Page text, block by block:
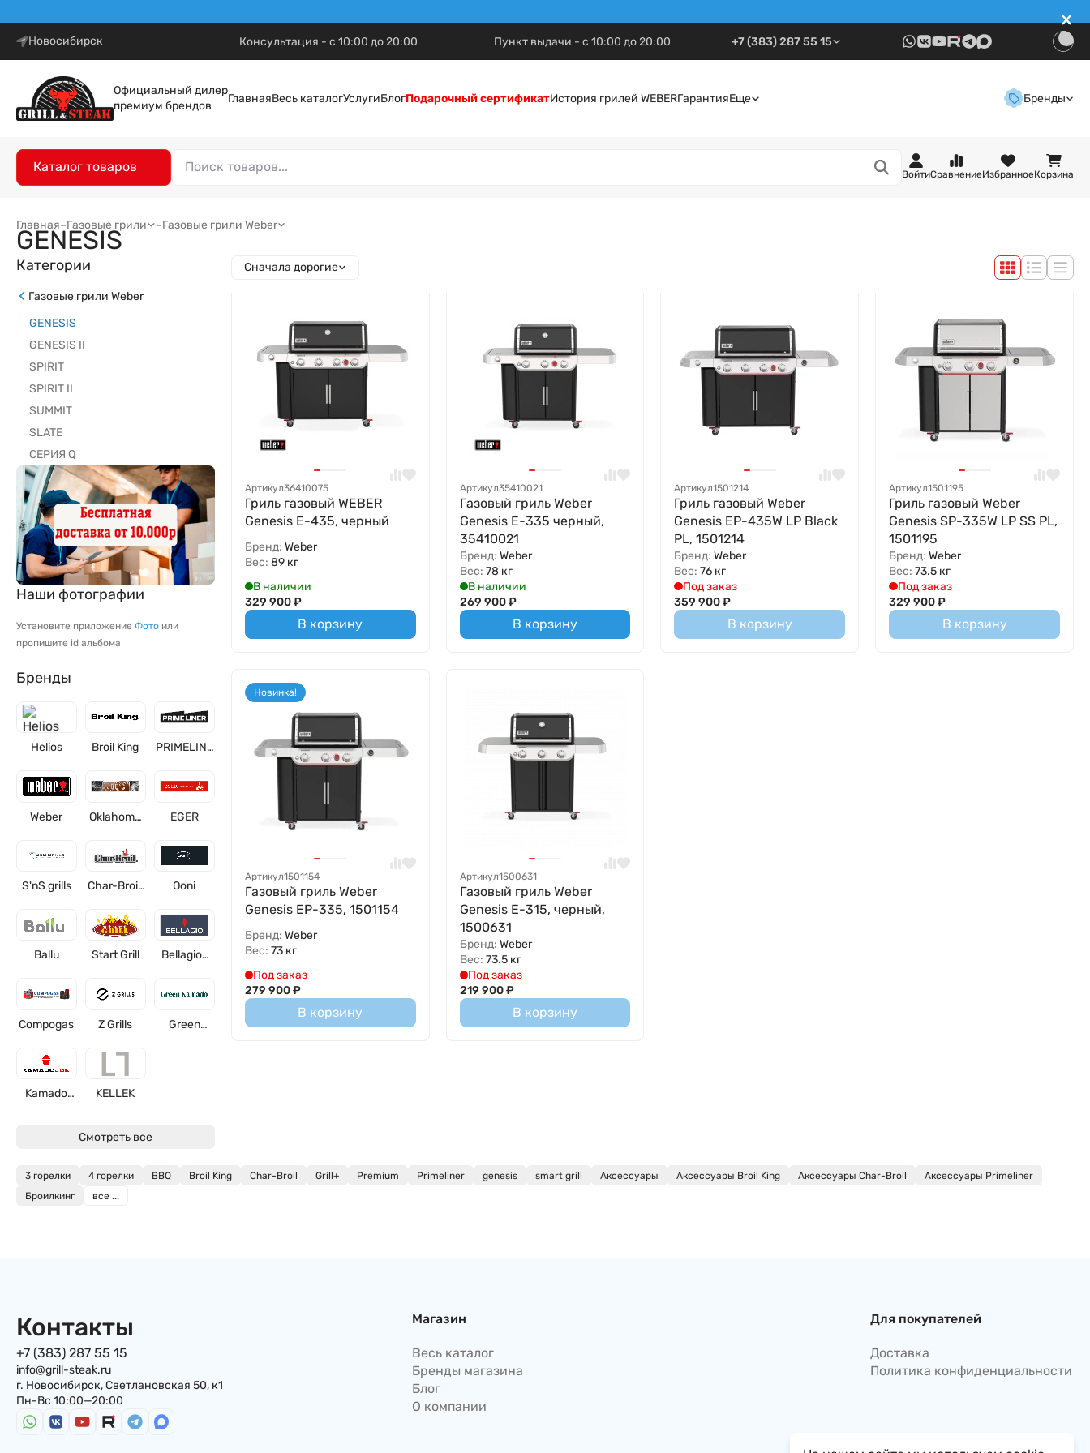
Новосибирск Консультация - с 10:00 до 20:00 Пункт выдачи - с 10:00 до 20:00 +7 (383) 287 55 15
Официальный дилер
премиум брендов
ГлавнаяВесь каталогУслугиБлогПодарочный сертификатИстория грилей WEBERГарантияЕще Бренды
Каталог товаров
ВойтиСравнениеИзбранноеКорзина
Главная–Газовые грили –Газовые грили Weber
GENESIS
Сначала дорогие
Артикул36410075
Гриль газовый WEBER
Genesis E-435, черный
Бренд: Weber
Вес: 89 кг
В наличии
329 900₽
В корзину
Артикул35410021
Газовый гриль Weber
Genesis E-335 черный,
35410021
Бренд: Weber
Вес: 78 кг
В наличии
269 900 ₽
В корзину
Артикул1501214
Гриль газовый Weber
Genesis EP-435W LP Black
PL, 1501214
Бренд:Weber
Вес:76 кг
Под заказ
359 900₽
В корзину
Артикул1501195
Гриль газовый Weber
Genesis SP-335W LP SS PL,
1501195
Бренд:Weber
Вес:73.5 кг
Под заказ
329 900₽
В корзину
Новинка!
Артикул1501154
Газовый гриль Weber
Genesis EP-335, 1501154
Бренд: Weber
Вес: 73 кг
Под заказ
279 900₽
В корзину
Артикул1500631
Газовый гриль Weber
Genesis E-315, черный,
1500631
Бренд: Weber
Вес: 73.5 кг
Под заказ
219 900 ₽
В корзину
Категории
Газовые грили Weber
GENESIS
GENESIS II
SPIRIT
SPIRIT II
SUMMIT
SLATE
СЕРИЯ Q
Наши фотографии
Установите приложение Фото или
пропишите id альбома
Бренды
Helios Broil King
PRIMELINE
Weber
Oklahoma
EGER
S'nS grills
Char-Broil,
Ooni
Ballu Start Grill
Bellagio-
Compogas Z Grills
Green
Kamado
KELLEK
Смотреть все
3 горелки 4 горелки BBQ Broil King Char-Broil Grill+ Premium Primeliner genesis smart grill Аксессуары Аксессуары Broil King Аксессуары Char-Broil
Аксессуары Primeliner
Броилкинг
все ...
Контакты
+7 (383) 287 55 15
info@grill-steak.ru
г. Новосибирск, Светлановская 50, к1
Пн-Вс 10:00—20:00
Магазин
Весь каталог
Бренды магазина
Блог
О компании
Для покупателей
Доставка
Политика конфиденциальности